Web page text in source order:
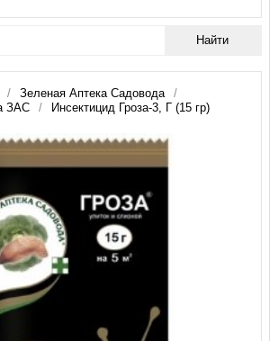
Зеленая Аптека Садовода
ЗАС
Инсектицид Гроза-3, Г (15 гр)